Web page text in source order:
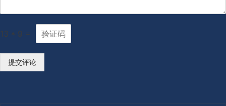
13 * 9 =
提交评论